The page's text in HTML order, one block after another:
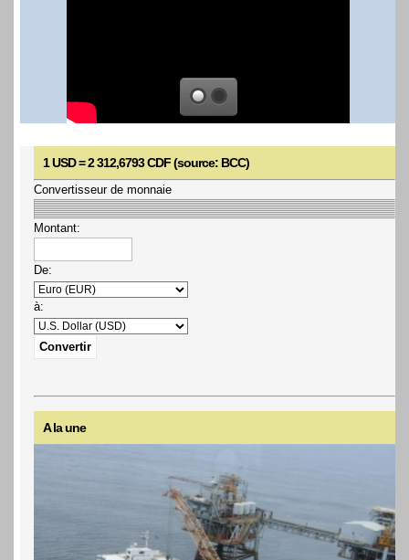
1 USD = 2 312,6793 CDF (source: BCC)
Convertisseur de monnaie
Montant:
De:
à:
A la une